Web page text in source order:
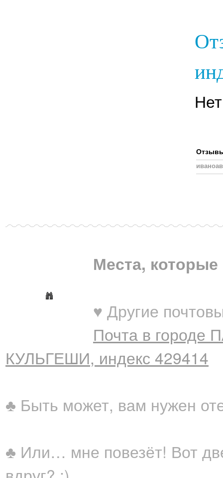
Места, которые
♥ Другие
Почта в городе
КУЛЬГЕШИ, индекс 429414
♣ Быть может, вам нужен
♣ Или… мне повезёт! Вот